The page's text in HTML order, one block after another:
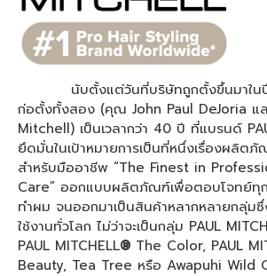
นับตั้งแต่วันที่บริษัทถูกตั้งขึ้นมาในปี
ก่อตั้งทั้งสอง (คุณ John Paul DeJoria แ
Mitchell) เป็นเวลากว่า 40 ปี ที่แบรนด์
ยึดมั่นในเป้าหมายการเป็นที่หนึ่งเรื่องผลิต
สำหรับมืออาชีพ “The Finest in
Care” ออกแบบผลิตภัณฑ์เพื่อตอบโจทย์ทุก
ทำผม จนออกมาเป็นสินค้าหลากหลายกลุ่ม
ใช้งานทั่วโลก ไม่ว่าจะเป็นกลุ่ม PAUL
PAUL MITCHELL® The Color, PAUL
Beauty, Tea Tree หรือ Awapuhi Wild